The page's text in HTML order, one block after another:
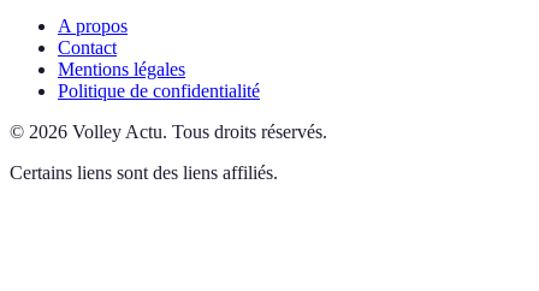
A propos
Contact
Mentions légales
Politique de confidentialité
© 2026 Volley Actu. Tous droits réservés.
Certains liens sont des liens affiliés.